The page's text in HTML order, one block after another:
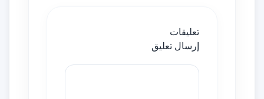
تعليقات
إرسال تعليق